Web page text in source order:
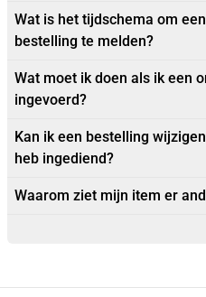
Wat is het tijdschema om
bestelling te melden?
Wat moet ik doen als ik een
ingevoerd?
Kan ik een bestelling
heb ingediend?
Waarom ziet mijn item er